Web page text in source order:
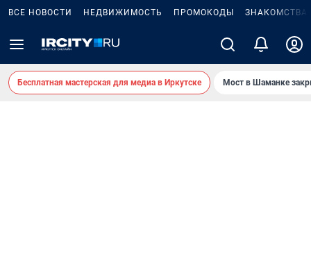
ВСЕ НОВОСТИ НЕДВИЖИМОСТЬ ПРОМОКОДЫ ЗНАКОМСТВА
Бесплатная мастерская для медиа в Иркутске Мост в Шаманке